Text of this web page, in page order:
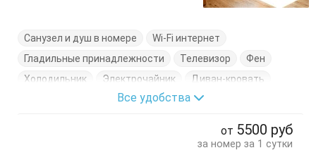
Санузел и душ в номере
Wi-Fi интернет
Гладильные принадлежности
Телевизор
Фен
Холодильник
Электрочайник
Диван-кровать
Кровать двуспальная
Кухонный стол
Все удобства
от 5500 руб
за номер за 1 сутки